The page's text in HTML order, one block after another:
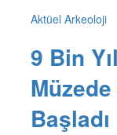
Aktüel Arkeoloji
9 Bin
Başladı